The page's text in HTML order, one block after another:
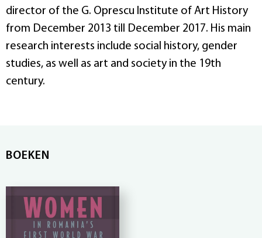
director of the G. Oprescu Institute of Art History
from December 2013 till December 2017. His main
research interests include social history, gender
studies, as well as art and society in the 19th
century.
BOEKEN